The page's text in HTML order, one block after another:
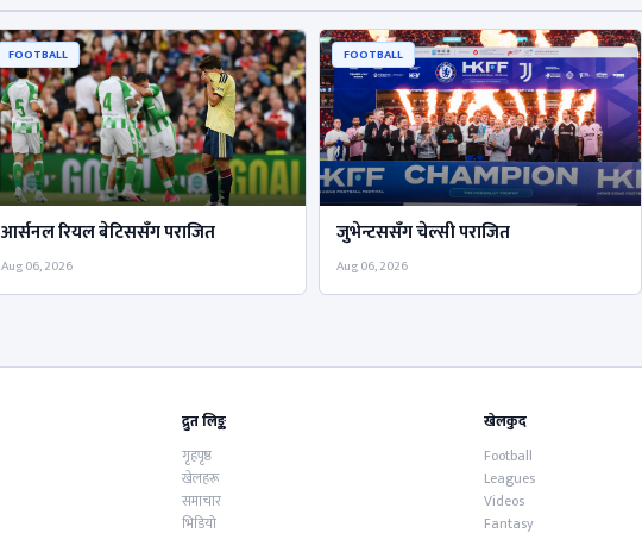
FOOTBALL
आर्सनल रियल बेटिससँग पराजित
Aug 06, 2026
FOOTBALL
जुभेन्टससॅंग चेल्सी पराजित
Aug 06, 2026
द्रुत लिङ्क
गृहपृष्ठ
खेलहरू
समाचार
भिडियो
खेलकुद
Football
Leagues
Videos
Fantasy